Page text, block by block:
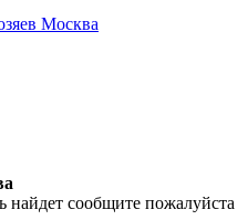
Москва
найдет сообщите пожалуйста